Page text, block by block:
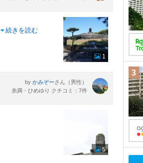
続きを読む
1
by かみぞーさん（男性）
糸満・ひめゆり クチコミ：7件
5
3